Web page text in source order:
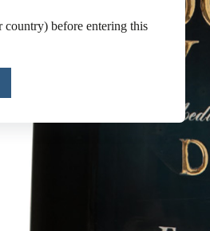
before entering this